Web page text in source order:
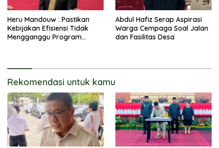
Heru Mandouw : Pastikan
Kebijakan Efisiensi Tidak
Mengganggu Program
Abdul Hafiz Serap Aspirasi
Warga Cempaga Soal Jalan
dan Fasilitas Desa
Rekomendasi untuk kamu